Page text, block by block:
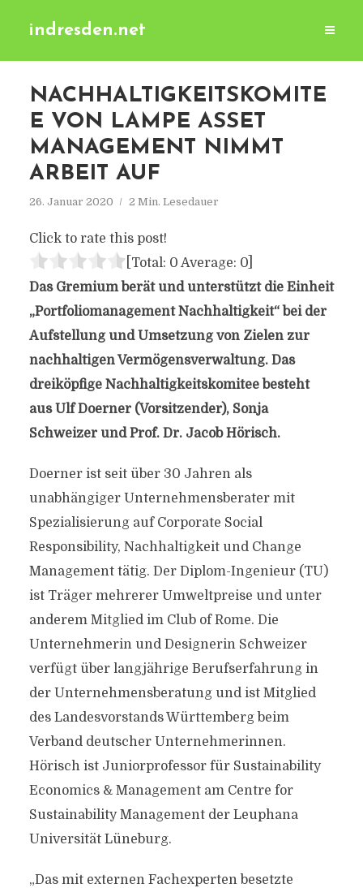
indresden.net
NACHHALTIGKEITSKOMITE
E VON LAMPE ASSET
MANAGEMENT NIMMT
ARBEIT AUF
26. Januar 2020 2 Min. Lesedauer
Click to rate this post!
[Total: 0 Average: 0]
Das Gremium berät und unterstützt die Einheit
„Portfoliomanagement Nachhaltigkeit“ bei der
Aufstellung und Umsetzung von Zielen zur
nachhaltigen Vermögensverwaltung. Das
dreiköpfige Nachhaltigkeitskomitee besteht
aus Ulf Doerner (Vorsitzender), Sonja
Schweizer und Prof. Dr. Jacob Hörisch.
Doerner ist seit über 30 Jahren als
unabhängiger Unternehmensberater mit
Spezialisierung auf Corporate Social
Responsibility, Nachhaltigkeit und Change
Management tätig. Der Diplom-Ingenieur (TU)
ist Träger mehrerer Umweltpreise und unter
anderem Mitglied im Club of Rome. Die
Unternehmerin und Designerin Schweizer
verfügt über langjährige Berufserfahrung in
der Unternehmensberatung und ist Mitglied
des Landesvorstands Württemberg beim
Verband deutscher Unternehmerinnen.
Hörisch ist Juniorprofessor für Sustainability
Economics & Management am Centre for
Sustainability Management der Leuphana
Universität Lüneburg.
„Das mit externen Fachexperten besetzte